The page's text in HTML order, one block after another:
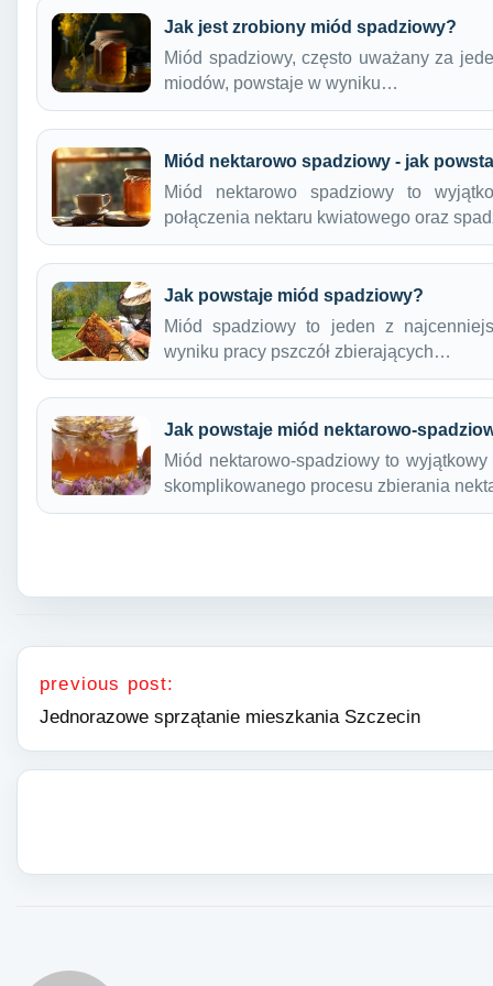
Jak jest zrobiony miód spadziowy?
Miód spadziowy, często uważany za
miodów, powstaje w wyniku…
Miód nektarowo spadziowy - jak
Miód nektarowo spadziowy to
połączenia nektaru kwiatowego oraz
Jak powstaje miód spadziowy?
Miód spadziowy to jeden z
wyniku pracy pszczół zbierających…
Jak powstaje miód nektarowo-
Miód nektarowo-spadziowy to
skomplikowanego procesu zbierania
Nawigacja wpisu
previous post:
Jednorazowe sprzątanie mieszkania Szczecin